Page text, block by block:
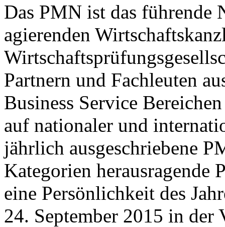
Das PMN ist das führende
agierenden
Partnern und Fachleuten
Business Service
auf nationaler und
jährlich ausgeschriebene
Kategorien herausragende
eine Persönlichkeit des
24. September 2015 in